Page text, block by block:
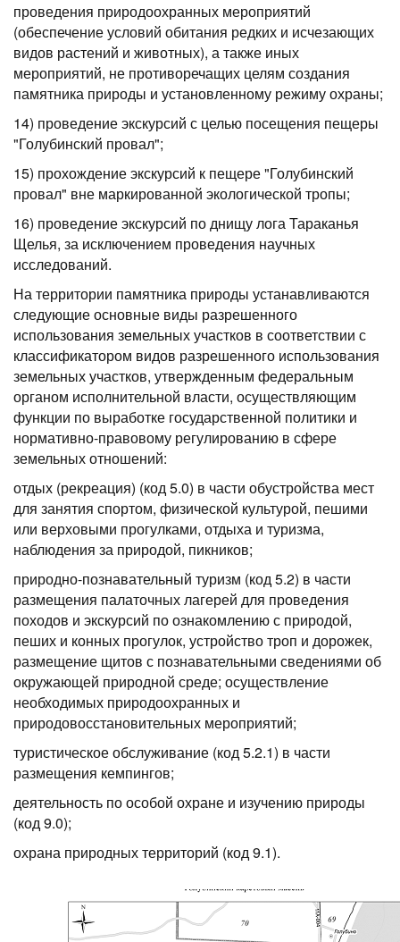
проведения природоохранных мероприятий
(обеспечение условий обитания редких и исчезающих
видов растений и животных), а также иных
мероприятий, не противоречащих целям создания
памятника природы и установленному режиму охраны;
14) проведение экскурсий с целью посещения пещеры
"Голубинский провал";
15) прохождение экскурсий к пещере "Голубинский
провал" вне маркированной экологической тропы;
16) проведение экскурсий по днищу лога Тараканья
Щелья, за исключением проведения научных
исследований.
На территории памятника природы устанавливаются
следующие основные виды разрешенного
использования земельных участков в соответствии с
классификатором видов разрешенного использования
земельных участков, утвержденным федеральным
органом исполнительной власти, осуществляющим
функции по выработке государственной политики и
нормативно-правовому регулированию в сфере
земельных отношений:
отдых (рекреация) (код 5.0) в части обустройства мест
для занятия спортом, физической культурой, пешими
или верховыми прогулками, отдыха и туризма,
наблюдения за природой, пикников;
природно-познавательный туризм (код 5.2) в части
размещения палаточных лагерей для проведения
походов и экскурсий по ознакомлению с природой,
пеших и конных прогулок, устройство троп и дорожек,
размещение щитов с познавательными сведениями об
окружающей природной среде; осуществление
необходимых природоохранных и
природовосстановительных мероприятий;
туристическое обслуживание (код 5.2.1) в части
размещения кемпингов;
деятельность по особой охране и изучению природы
(код 9.0);
охрана природных территорий (код 9.1).